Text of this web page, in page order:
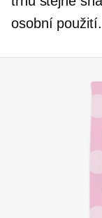
osobní použití.